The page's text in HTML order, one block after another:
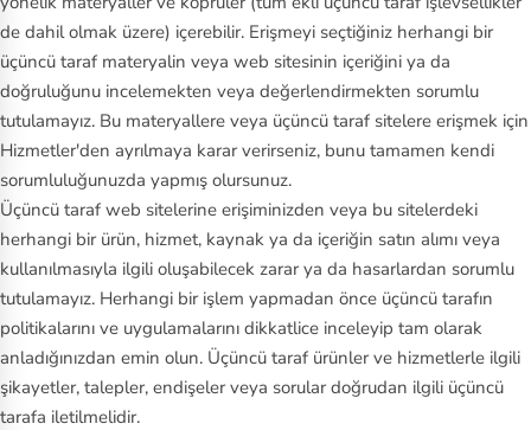
de dahil olmak üzere) içerebilir. Erişmeyi seçtiğiniz herhangi bir
üçüncü taraf materyalin veya web sitesinin içeriğini ya da
doğruluğunu incelemekten veya değerlendirmekten sorumlu
tutulamayız. Bu materyallere veya üçüncü taraf sitelere erişmek için
Hizmetler'den ayrılmaya karar verirseniz, bunu tamamen kendi
sorumluluğunuzda yapmış olursunuz.
Üçüncü taraf web sitelerine erişiminizden veya bu sitelerdeki
herhangi bir ürün, hizmet, kaynak ya da içeriğin satın alımı veya
kullanılmasıyla ilgili oluşabilecek zarar ya da hasarlardan sorumlu
tutulamayız. Herhangi bir işlem yapmadan önce üçüncü tarafın
politikalarını ve uygulamalarını dikkatlice inceleyip tam olarak
anladığınızdan emin olun. Üçüncü taraf ürünler ve hizmetlerle ilgili
şikayetler, talepler, endişeler veya sorular doğrudan ilgili üçüncü
tarafa iletilmelidir.